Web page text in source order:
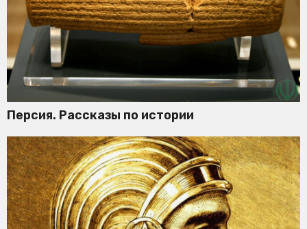
Персия. Рассказы по истории